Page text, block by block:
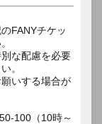
FANYチケッ
な配慮を必要
。
いする場合が
100（10時～